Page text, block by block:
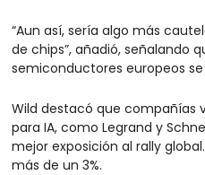
“Aun así, sería algo más
de chips”, añadió, señalando
semiconductores europeos
Wild destacó que compañías
para IA, como Legrand y
mejor exposición al rally
más de un 3%.